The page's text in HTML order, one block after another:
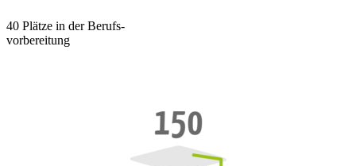
40 Plätze in der Berufs-
vorbereitung